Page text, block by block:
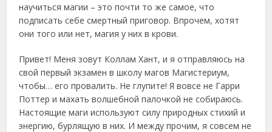
научиться магии – это почти то же самое, что
подписать себе смертный приговор. Впрочем, хотят
они того или нет, магия у них в крови.
Привет! Меня зовут Коллам Хант, и я отправляюсь на
свой первый экзамен в школу магов Магистериум,
чтобы… его провалить. Не глупите! Я вовсе не Гарри
Поттер и махать волшебной палочкой не собираюсь.
Настоящие маги используют силу природных стихий и
энергию, бурлящую в них. И между прочим, я совсем не